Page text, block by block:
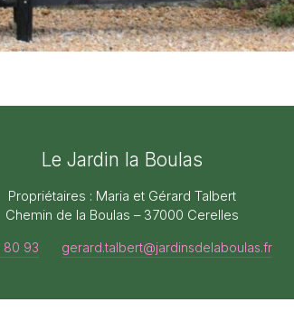
Le Jardin la Boulas
Propriétaires : Maria et Gérard Talbert
Chemin de la Boulas – 37000 Cerelles
80 93 gerard.talbert@jardinsdelaboulas.fr